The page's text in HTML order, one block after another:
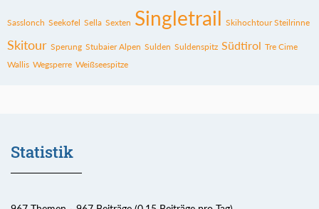
Sasslonch Seekofel Sella Sexten Singletrail Skihochtour Steilrinne
Skitour Sperung Stubaier Alpen Sulden Suldenspitz Südtirol Tre Cime
Wallis Wegsperre Weißseespitze
Statistik